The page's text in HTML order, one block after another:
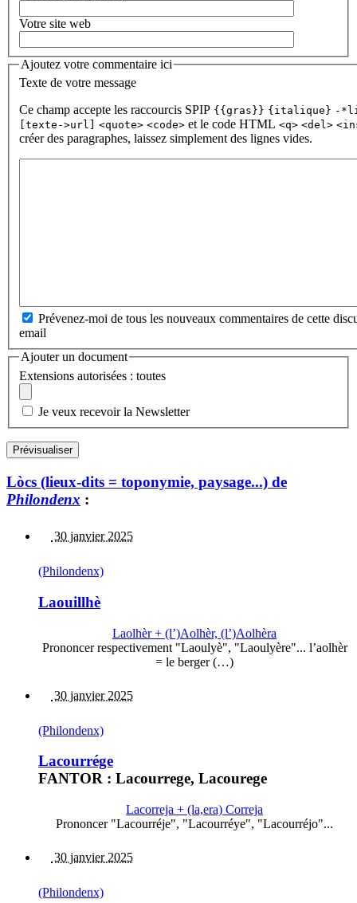
Votre site web
Ajoutez votre commentaire ici
Texte de votre message
Ce champ accepte les raccourcis SPIP {{gras}} {italique} -
[texte->url]
<quote> <code> et le code HTML <q> <del>
créer des paragraphes, laissez simplement des lignes vides.
Prévenez-moi de tous les nouveaux commentaires de cette
email
Ajouter un document
Extensions autorisées : toutes
Je veux recevoir la Newsletter
Lòcs (lieux-dits = toponymie, paysage...) de
Philondenx :
30 janvier 2025
(Philondenx)
Laouillhè
Laolhèr + (l’)Aolhèr, (l’)Aolhèra
Prononcer respectivement "Laoulyè", "Laoulyère"... l’aolhèr
= le berger (…)
30 janvier 2025
(Philondenx)
Lacourrége
FANTOR : Lacourrege, Lacourege
Lacorreja + (la,era) Correja
Prononcer "Lacourréje", "Lacourréye", "Lacourréjo"...
30 janvier 2025
(Philondenx)